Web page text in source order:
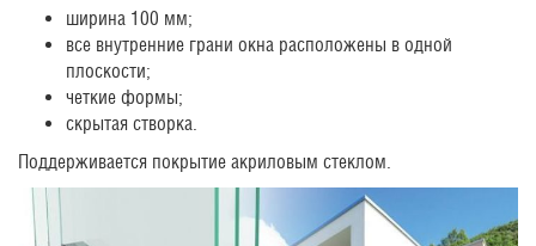
ширина 100 мм;
все внутренние грани окна расположены в одной
плоскости;
четкие формы;
скрытая створка.
Поддерживается покрытие акриловым стеклом.